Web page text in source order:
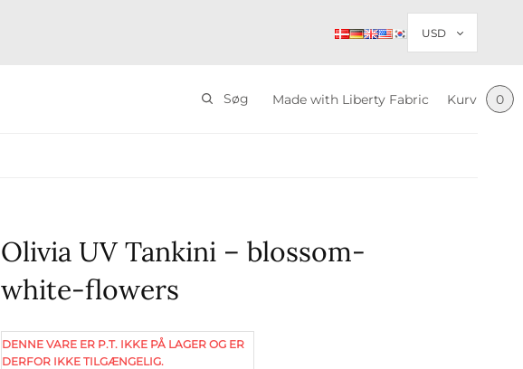
Søg Made with Liberty Fabric Kurv 0
Olivia UV Tankini – blossom-
white-flowers
DENNE VARE ER P.T. IKKE PÅ LAGER OG ER
DERFOR IKKE TILGÆNGELIG.